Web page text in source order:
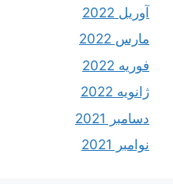
آوریل 2022
مارس 2022
فوریه 2022
ژانویه 2022
دسامبر 2021
نوامبر 2021